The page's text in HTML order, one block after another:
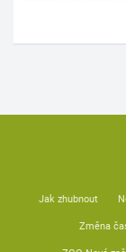
Jak zhubnout
Změna